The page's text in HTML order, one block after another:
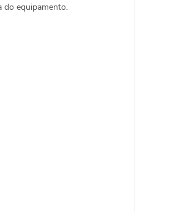
do equipamento.